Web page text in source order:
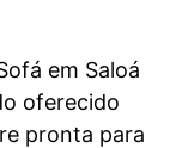
em Saloá
oferecido
pronta para